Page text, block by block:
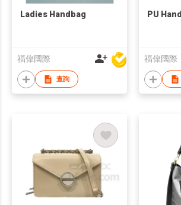
Ladies Handbag
福偉國際
查詢
PU
福偉國際